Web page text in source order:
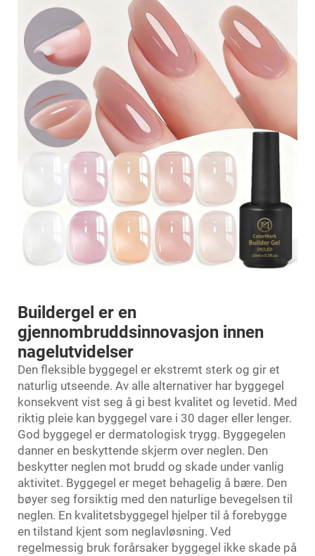
Buildergel er en
gjennombruddsinnovasjon innen
nagelutvidelser
Den fleksible byggegel er ekstremt sterk og gir et
naturlig utseende. Av alle alternativer har byggegel
konsekvent vist seg å gi best kvalitet og levetid. Med
riktig pleie kan byggegel vare i 30 dager eller lenger.
God byggegel er dermatologisk trygg. Byggegelen
danner en beskyttende skjerm over neglen. Den
beskytter neglen mot brudd og skade under vanlig
aktivitet. Byggegel er meget behagelig å bære. Den
bøyer seg forsiktig med den naturlige bevegelsen til
neglen. En kvalitetsbyggegel hjelper til å forebygge
en tilstand kjent som neglavløsning. Ved
regelmessig bruk forårsaker byggegel ikke skade på